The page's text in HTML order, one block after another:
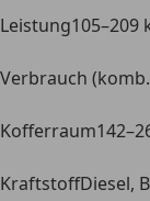
Leistung105–209
Verbrauch
Kofferraum
KraftstoffDiesel,